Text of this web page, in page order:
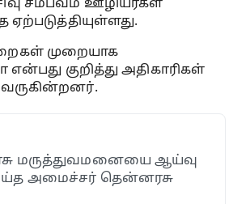
சம்பவம் ஊழியர்கள்
முறையாக
குறித்து அதிகாரிகள்
மருத்துவமனையை ஆய்வு
அமைச்சர் தென்னரசு